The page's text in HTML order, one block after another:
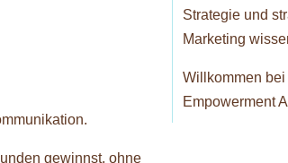
gewinnst, ohne
Strategie und
Marketing
Willkommen
Empowerment